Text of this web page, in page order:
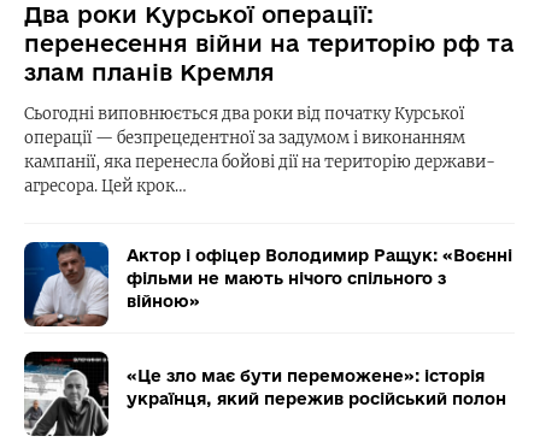
Два роки Курської операції:
перенесення війни на територію рф та
злам планів Кремля
Сьогодні виповнюється два роки від початку Курської
операції — безпрецедентної за задумом і виконанням
кампанії, яка перенесла бойові дії на територію держави-
агресора. Цей крок…
Актор і офіцер Володимир Ращук: «Воєнні
фільми не мають нічого спільного з
війною»
«Це зло має бути переможене»: історія
українця, який пережив російський полон